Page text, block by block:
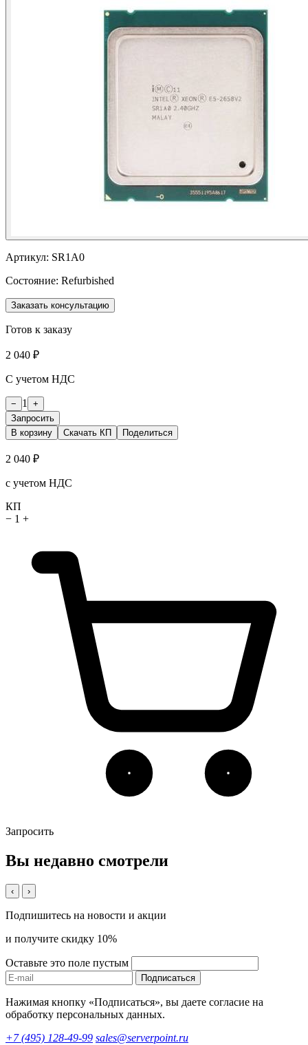
Артикул: SR1A0
Состояние: Refurbished
Заказать консультацию
Готов к заказу
2 040 ₽
С учетом НДС
− 1
+
Запросить
В корзину
Скачать КП Поделиться
2 040 ₽
с учетом НДС
КП
− 1 +
Запросить
Вы недавно смотрели
‹ ›
Подпишитесь на новости и акции
и получите скидку 10%
Оставьте это поле пустым
Подписаться
Нажимая кнопку «Подписаться», вы даете согласие на
обработку персональных данных.
+7 (495) 128-49-99 sales@serverpoint.ru